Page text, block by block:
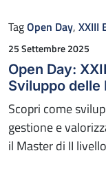
TagOpen Day, XXIII
Pubblicato il
25 Settembre 2025
Open Day:
Sviluppo delle
Scopri come
gestione e
il Master di II